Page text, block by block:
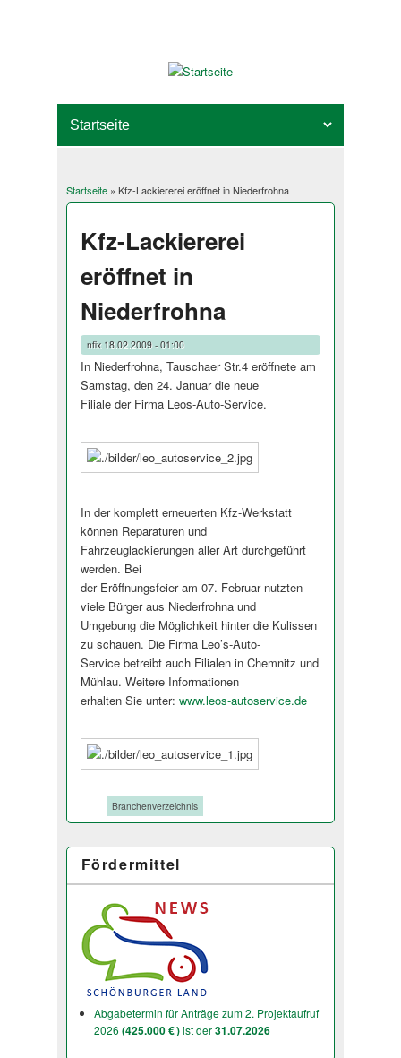
Sie sind hier
Startseite» Kfz-Lackiererei eröffnet in Niederfrohna
Kfz-Lackiererei
eröffnet in
Niederfrohna
nfix18.02.2009 - 01:00
In Niederfrohna, Tauschaer Str.4 eröffnete am
Samstag, den 24. Januar die neue
Filiale der Firma Leos-Auto-Service.
In der komplett erneuerten Kfz-Werkstatt
können Reparaturen und
Fahrzeuglackierungen aller Art durchgeführt
werden. Bei
der Eröffnungsfeier am 07. Februar nutzten
viele Bürger aus Niederfrohna und
Umgebung die Möglichkeit hinter die Kulissen
zu schauen. Die Firma Leo’s-Auto-
Service betreibt auch Filialen in Chemnitz und
Mühlau. Weitere Informationen
erhalten Sie unter: www.leos-autoservice.de
Branchenverzeichnis
Fördermittel
Abgabetermin für Anträge zum 2. Projektaufruf
2026 (425.000 € )ist der31.07.2026